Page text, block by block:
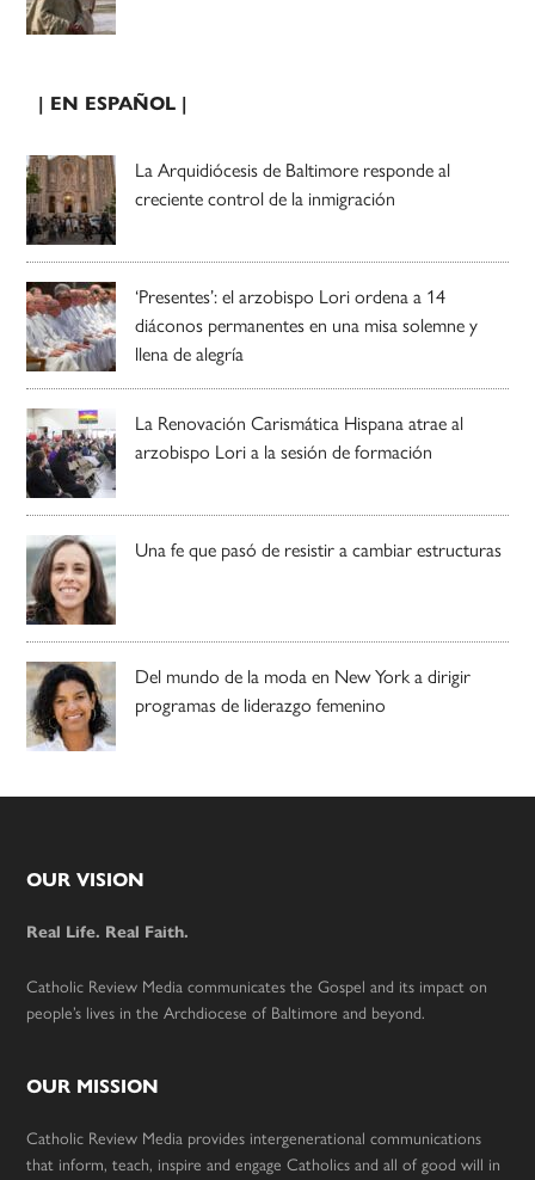
| EN ESPAÑOL |
La Arquidiócesis de Baltimore responde al
creciente control de la inmigración
‘Presentes’: el arzobispo Lori ordena a 14
diáconos permanentes en una misa solemne y
llena de alegría
La Renovación Carismática Hispana atrae al
arzobispo Lori a la sesión de formación
Una fe que pasó de resistir a cambiar estructuras
Del mundo de la moda en New York a dirigir
programas de liderazgo femenino
Footer
OUR VISION
Real Life. Real Faith.
Catholic Review Media communicates the Gospel and its impact on
people’s lives in the Archdiocese of Baltimore and beyond.
OUR MISSION
Catholic Review Media provides intergenerational communications
that inform, teach, inspire and engage Catholics and all of good will in